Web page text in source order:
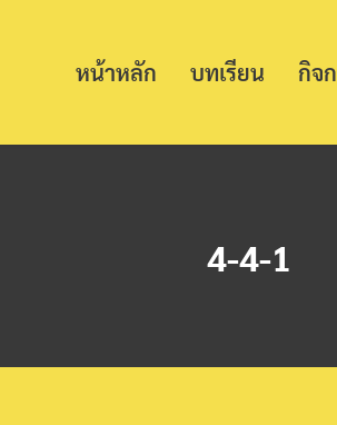
หน้าหลัก บทเรียน กิจ
4-4-1